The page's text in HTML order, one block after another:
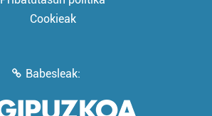
Cookieak
Babesleak: